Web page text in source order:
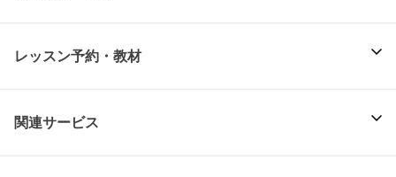
レッスン予約・教材
関連サービス